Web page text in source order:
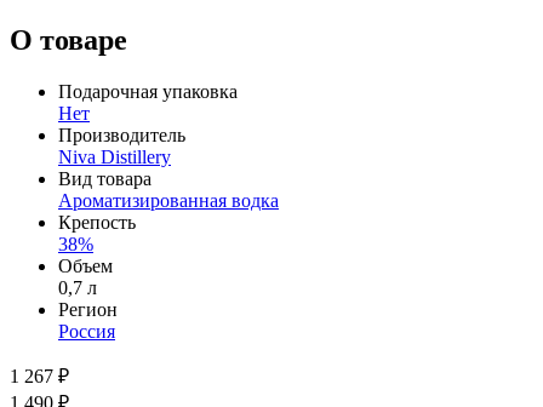
О товаре
Подарочная упаковка
Нет
Производитель
Niva Distillery
Вид товара
Ароматизированная водка
Крепость
38%
Объем
0,7 л
Регион
Россия
1 267 ₽
1 490 ₽